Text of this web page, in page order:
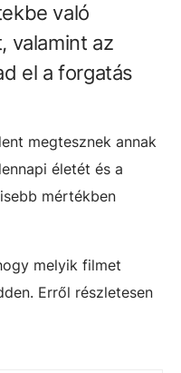
való
valamint az
el a forgatás
megtesznek annak
életét és a
mértékben
melyik filmet
Erről részletesen